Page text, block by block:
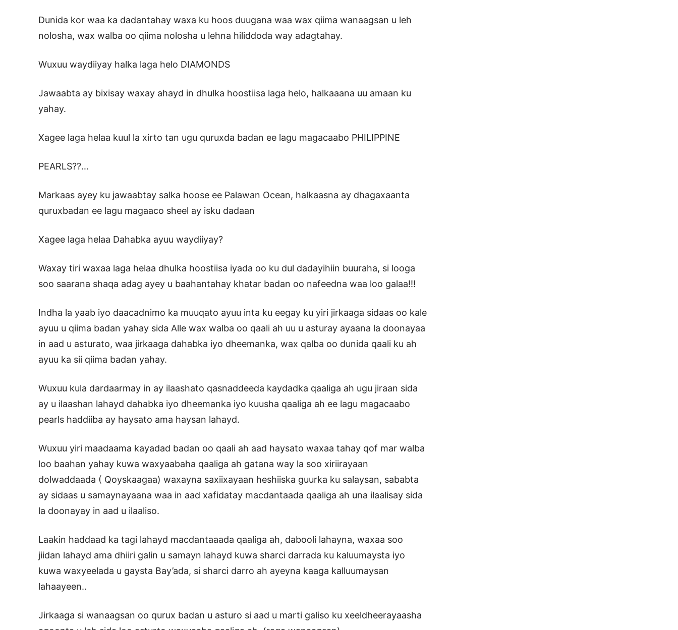
Dunida kor waa ka dadantahay waxa ku hoos duugana waa wax qiima wanaagsan u leh
nolosha, wax walba oo qiima nolosha u lehna hiliddoda way adagtahay.
Wuxuu waydiiyay halka laga helo DIAMONDS
Jawaabta ay bixisay waxay ahayd in dhulka hoostiisa laga helo, halkaaana uu amaan ku
yahay.
Xagee laga helaa kuul la xirto tan ugu quruxda badan ee lagu magacaabo PHILIPPINE
PEARLS??…
Markaas ayey ku jawaabtay salka hoose ee Palawan Ocean, halkaasna ay dhagaxaanta
quruxbadan ee lagu magaaco sheel ay isku dadaan
Xagee laga helaa Dahabka ayuu waydiiyay?
Waxay tiri waxaa laga helaa dhulka hoostiisa iyada oo ku dul dadayihiin buuraha, si looga
soo saarana shaqa adag ayey u baahantahay khatar badan oo nafeedna waa loo galaa!!!
Indha la yaab iyo daacadnimo ka muuqato ayuu inta ku eegay ku yiri jirkaaga sidaas oo kale
ayuu u qiima badan yahay sida Alle wax walba oo qaali ah uu u asturay ayaana la doonayaa
in aad u asturato, waa jirkaaga dahabka iyo dheemanka, wax qalba oo dunida qaali ku ah
ayuu ka sii qiima badan yahay.
Wuxuu kula dardaarmay in ay ilaashato qasnaddeeda kaydadka qaaliga ah ugu jiraan sida
ay u ilaashan lahayd dahabka iyo dheemanka iyo kuusha qaaliga ah ee lagu magacaabo
pearls haddiiba ay haysato ama haysan lahayd.
Wuxuu yiri maadaama kayadad badan oo qaali ah aad haysato waxaa tahay qof mar walba
loo baahan yahay kuwa waxyaabaha qaaliga ah gatana way la soo xiriirayaan
dolwaddaada ( Qoyskaagaa) waxayna saxiixayaan heshiiska guurka ku salaysan, sababta
ay sidaas u samaynayaana waa in aad xafidatay macdantaada qaaliga ah una ilaalisay sida
la doonayay in aad u ilaaliso.
Laakin haddaad ka tagi lahayd macdantaaada qaaliga ah, dabooli lahayna, waxaa soo
jiidan lahayd ama dhiiri galin u samayn lahayd kuwa sharci darrada ku kaluumaysta iyo
kuwa waxyeelada u gaysta Bay’ada, si sharci darro ah ayeyna kaaga kalluumaysan
lahaayeen..
Jirkaaga si wanaagsan oo qurux badan u asturo si aad u marti galiso ku xeeldheerayaasha